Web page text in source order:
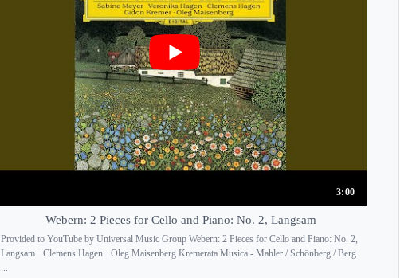
3:00
Webern: 2 Pieces for Cello and Piano: No. 2, Langsam
Provided to YouTube by Universal Music Group Webern: 2 Pieces for Cello and Piano: No. 2,
Langsam · Clemens Hagen · Oleg Maisenberg Kremerata Musica - Mahler / Schönberg / Berg